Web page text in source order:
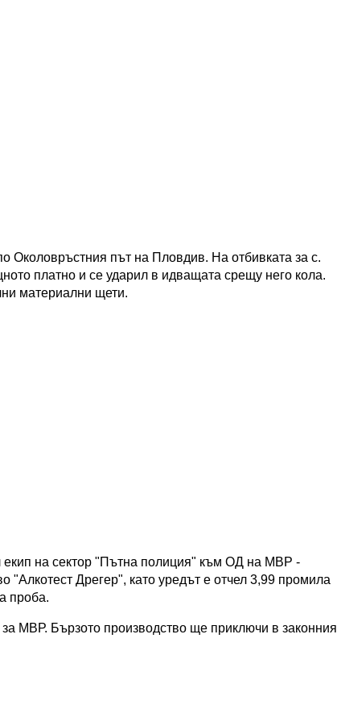
Околовръстния път на Пловдив. На отбивката за с.
платно и се ударил в идващата срещу него кола.
материални щети.
екип на сектор "Пътна полиция" към ОД на МВР -
"Алкотест Дрегер", като уредът е отчел 3,99 промила
проба.
МВР. Бързото производство ще приключи в законния